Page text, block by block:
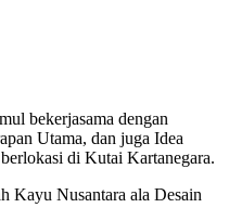
bekerjasama dengan
Utama, dan juga Idea
di Kutai Kartanegara.